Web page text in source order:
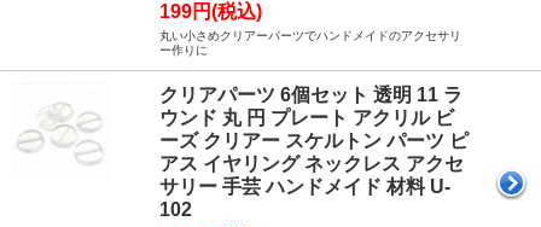
199円(税込)
丸い小さめクリアーパーツでハンドメイドのアクセサリ
ー作りに
クリアパーツ 6個セット 透明 11 ラ
ウンド 丸 円 プレート アクリル ビ
ーズ クリアー スケルトン パーツ ピ
アス イヤリング ネックレス アクセ
サリー 手芸 ハンドメイド 材料 U-
102